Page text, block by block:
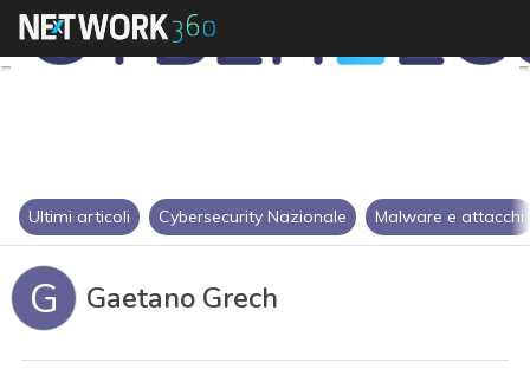
Ultimi articoli Cybersecurity Nazionale Malware e attacchi
G Gaetano Grech